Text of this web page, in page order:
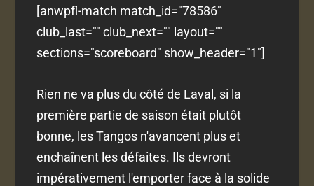
[anwpfl-match match_id="78586"
club_last="" club_next="" layout=""
sections="scoreboard" show_header="1"]
Rien ne va plus du côté de Laval, si la
première partie de saison était plutôt
bonne, les Tangos n'avancent plus et
enchaînent les défaites. Ils devront
impérativement l'emporter face à la solide